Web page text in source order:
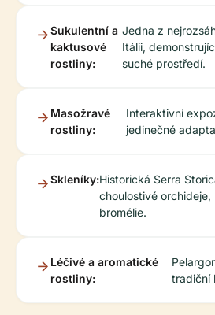
Sukulentní a
kaktusové
rostliny:
Jedna z
Itálii,
suché prostředí.
Masožravé
rostliny:
Interaktivní
jedinečné
Skleníky:Historická Serra
choulostivé orchideje,
bromélie.
Léčivé a aromatické
rostliny:
tradiční